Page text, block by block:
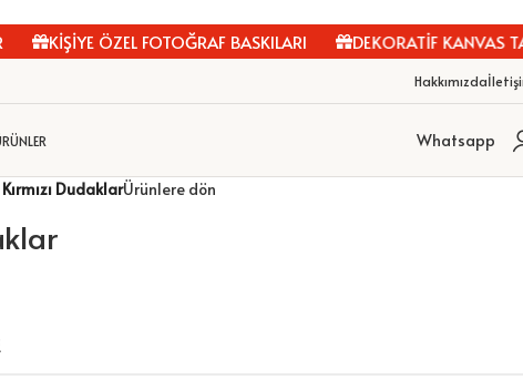
KİŞİYE ÖZEL FOTOĞRAF BASKILARI DEKORATİF KANVAS
Hakkımızda
Whatsapp
Kırmızı DudaklarÜrünlere dön